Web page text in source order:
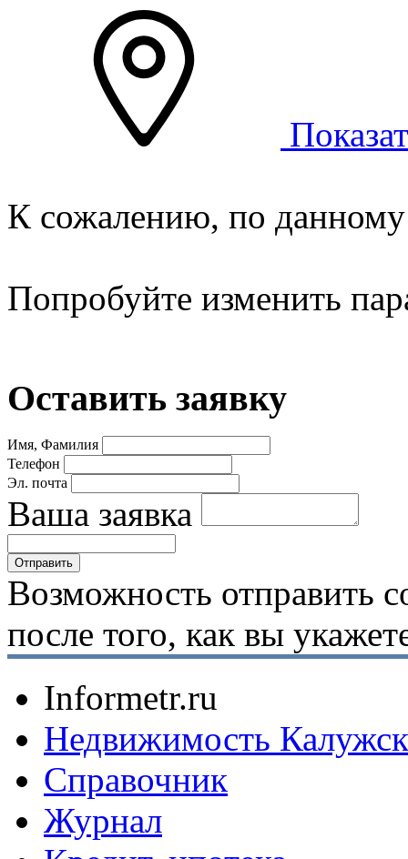
К сожалению, по данному
Попробуйте изменить
Оставить заявку
Имя, Фамилия
Телефон
Эл. почта
Ваша заявка
Возможность отправить
после того, как вы
Informetr.ru
Недвижимость
Справочник
Журнал